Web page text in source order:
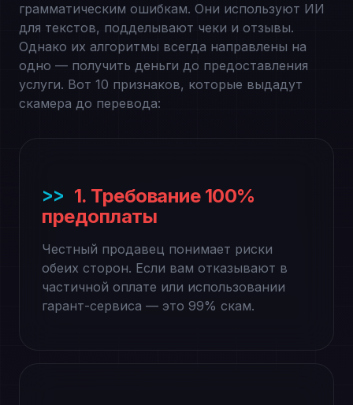
грамматическим ошибкам. Они используют ИИ
для текстов, подделывают чеки и отзывы.
Однако их алгоритмы всегда направлены на
одно — получить деньги до предоставления
услуги. Вот 10 признаков, которые выдадут
скамера до перевода:
1. Требование 100%
предоплаты
Честный продавец понимает риски
обеих сторон. Если вам отказывают в
частичной оплате или использовании
гарант-сервиса — это 99% скам.